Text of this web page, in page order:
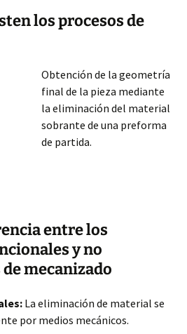
los procesos de
Obtención de la geometría
final de la pieza mediante
la eliminación del material
sobrante de una preforma
de partida.
entre los
y no
mecanizado
La eliminación de material se
por medios mecánicos.